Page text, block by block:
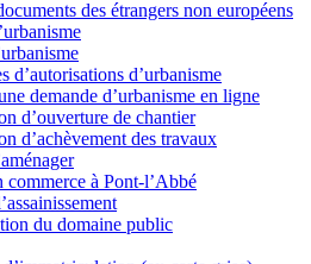
des étrangers non européens
d’autorisations d’urbanisme
demande d’urbanisme en ligne
d’ouverture de chantier
d’achèvement des travaux
à Pont-l’Abbé
du domaine public